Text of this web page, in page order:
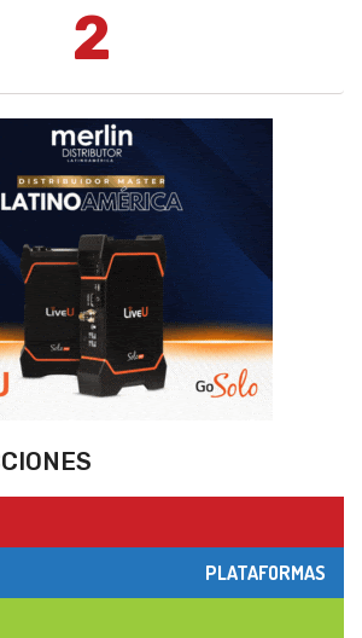
2
PLATAFORMAS